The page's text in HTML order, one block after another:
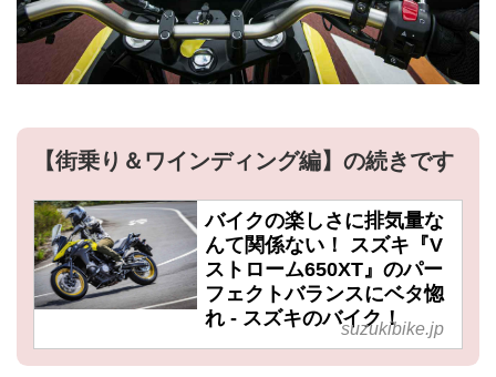
【街乗り＆ワインディング編】の続きです
バイクの楽しさに排気量な
んて関係ない！ スズキ『V
ストローム650XT』のパー
フェクトバランスにベタ惚
れ - スズキのバイク！
suzukibike.jp